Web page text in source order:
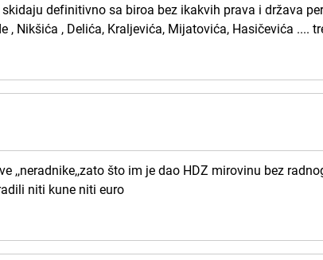
definitivno sa biroa bez ikakvih prava i država
, Nikšića , Delića, Kraljevića, Mijatovića, Hasičevića ....
,,neradnike,,zato što im je dao HDZ mirovinu bez
niti kune niti euro